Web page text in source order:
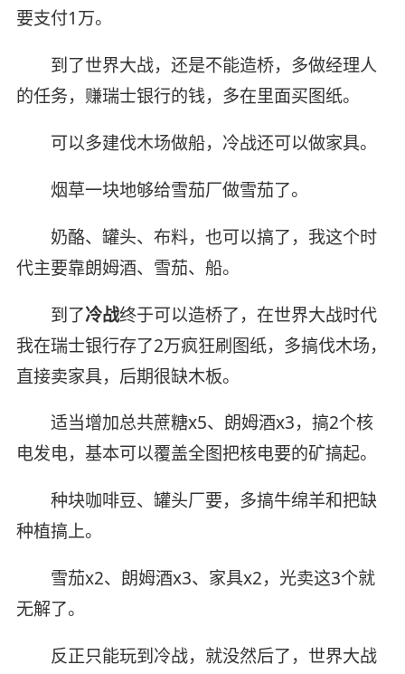
要支付1万。
到了世界大战，还是不能造桥，多做经理人
的任务，赚瑞士银行的钱，多在里面买图纸。
可以多建伐木场做船，冷战还可以做家具。
烟草一块地够给雪茄厂做雪茄了。
奶酪、罐头、布料，也可以搞了，我这个时
代主要靠朗姆酒、雪茄、船。
到了冷战终于可以造桥了，在世界大战时代
我在瑞士银行存了2万疯狂刷图纸，多搞伐木场，
直接卖家具，后期很缺木板。
适当增加总共蔗糖x5、朗姆酒x3，搞2个核
电发电，基本可以覆盖全图把核电要的矿搞起。
种块咖啡豆、罐头厂要，多搞牛绵羊和把缺
种植搞上。
雪茄x2、朗姆酒x3、家具x2，光卖这3个就
无解了。
反正只能玩到冷战，就没然后了，世界大战